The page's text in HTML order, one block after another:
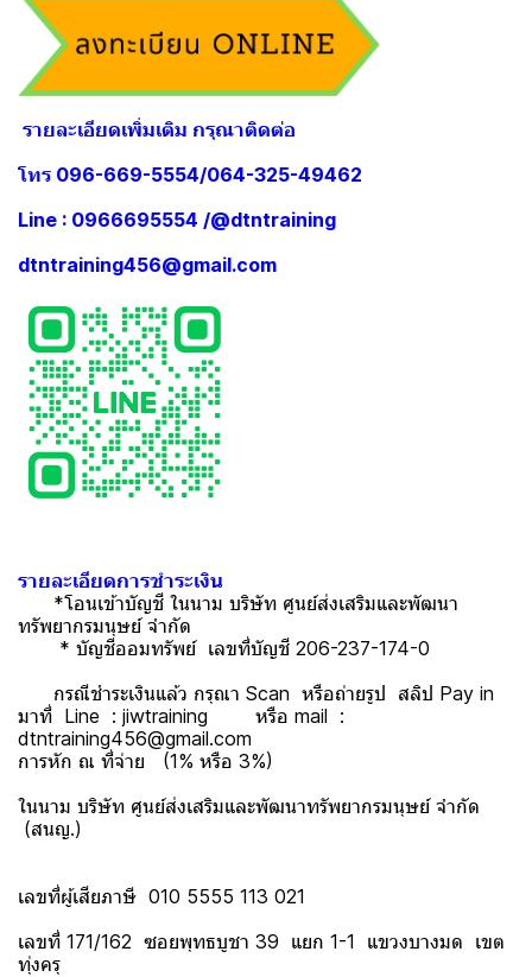
รายละเอียดเพิ่มเติม กรุณาติดต่อ
โทร 096-669-5554/064-325-49462
Line : 0966695554 /@dtntraining
dtntraining456@gmail.com
รายละเอียดการชำระเงิน
*โอนเข้าบัญชี ในนาม บริษัท ศูนย์ส่งเสริมและพัฒนา
ทรัพยากรมนุษย์ จำกัด
* บัญชีออมทรัพย์ เลขที่บัญชี 206-237-174-0
กรณีชำระเงินแล้ว กรุณา Scan หรือถ่ายรูป สลิป Pay in
มาที่ Line : jiwtraining หรือ mail :
dtntraining456@gmail.com
การหัก ณ ที่จ่าย (1% หรือ 3%)
ในนาม บริษัท ศูนย์ส่งเสริมและพัฒนาทรัพยากรมนุษย์ จำกัด
(สนญ.)
เลขที่ผู้เสียภาษี 010 5555 113 021
เลขที่ 171/162 ซอยพุทธบูชา 39 แยก 1-1 แขวงบางมด เขต
ทุ่งครุ